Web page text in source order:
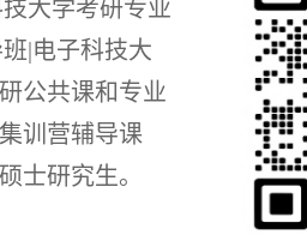
大学考研专业
|电子科技大
公共课和专业
训营辅导课
士研究生。